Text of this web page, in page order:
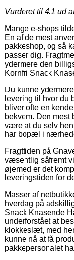
Vurderet til 4.1 ud
Mange e-shops
En af de mest
pakkeshop, og så
passer dig.
ydermere den
Kornfri Snack
Du kunne
levering til hvor du
bliver ofte en
bekvem. Den mest
være at du selv
har bopæl i
Fragttiden på
væsentlig såfremt
øjemed er det
leveringstiden for
Masser af
hverdag på
Snack Knasende
underforstået at
klokkeslæt, med
kunne nå at få
pakkepersonalet